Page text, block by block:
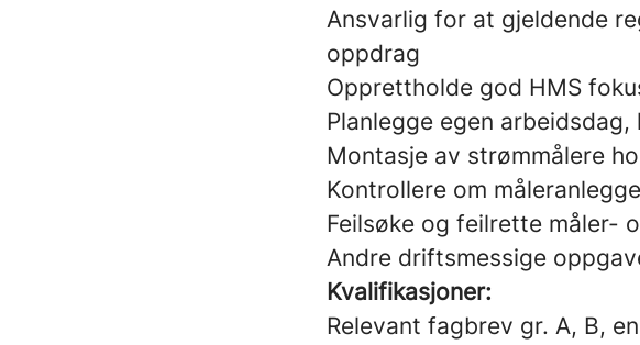
Ansvarlig for at gjeldende
oppdrag
Opprettholde god HMS
Planlegge egen
Montasje av strømmålere
Kontrollere om
Feilsøke og feilrette måler-
Andre driftsmessige
Kvalifikasjoner:
Relevant fagbrev gr. A, B,